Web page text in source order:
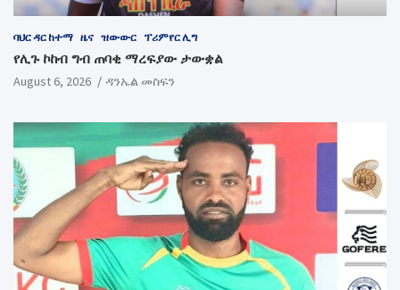
ባህር ዳር ከተማ ዜና ዝውውር ፕሪምየር ሊግ
የሊጉ ኮከብ ግብ ጠባቂ ማረፍያው ታውቋል
August 6, 2026 ዳንኤል መስፍን